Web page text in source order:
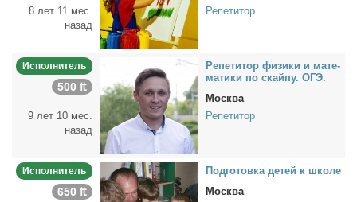
8 лет 11 мес.
назад
Репетитор
Исполнитель
500 ₶
9 лет 10 мес.
назад
Ре­пе­ти­тор физи­ки и ма­те­
ма­ти­ки по скай­пу. ОГЭ.
Москва
Репетитор
Исполнитель
650 ₶
Под­го­тов­ка де­тей к шко­ле
Москва